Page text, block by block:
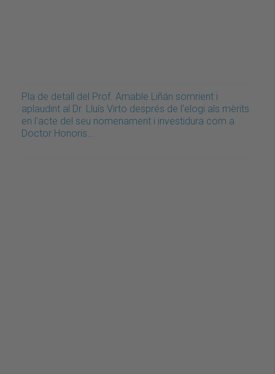
Pla de detall del Prof. Amable Liñán somrient i
aplaudint al Dr. Lluís Virto després de l'elogi als mèrits
en l'acte del seu nomenament i investidura com a
Doctor Honoris…